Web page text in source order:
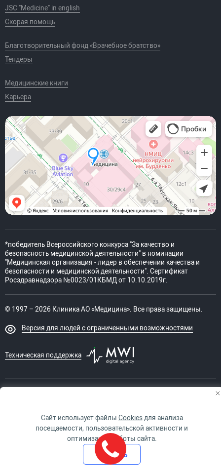
JSC "Medicine" in english
Скорая помощь
Благотворительный фонд «Врачебное братство»
Тендеры
Медицинские книги
Карьера
*победитель Всероссийского конкурса "За качество и
безопасность медицинской деятельности" в номинации
"Медицинская организация - лидер в обеспечении качества и
безопасности и медицинской деятельности". Сертификат
Росздравнадзора №0023/01КБМД от 10.10.2019г.
© 1997 – 2026 Клиника АО «Медицина». Все права защищены.
Версия для людей с ограниченными возможностями
Техническая поддержка
Сайт использует файлы Cookiesдля анализа
посещаемости, пользовательской активности и
оптимизации работы сайта.
Принять